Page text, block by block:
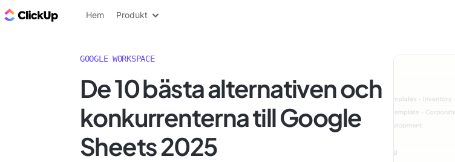
ClickUp-bloggen
Hem Produkt
GOOGLE WORKSPACE
De 10 bästa alternativen och
konkurrenterna till Google
Sheets 2025